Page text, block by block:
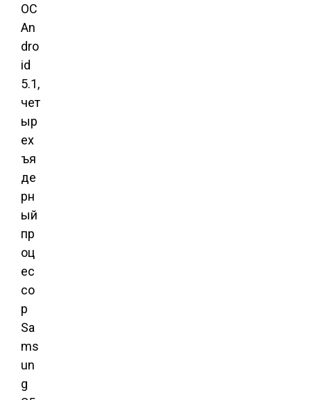
ОС
An
dro
id
5.1,
чет
ыр
ех
ъя
де
рн
ый
пр
оц
ес
со
р
Sa
ms
un
g